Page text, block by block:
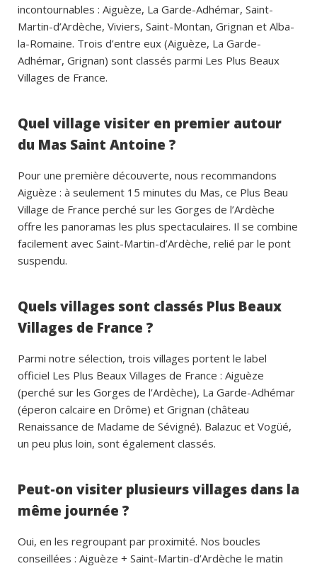
incontournables : Aiguèze, La Garde-Adhémar, Saint-
Martin-d’Ardèche, Viviers, Saint-Montan, Grignan et Alba-
la-Romaine. Trois d’entre eux (Aiguèze, La Garde-
Adhémar, Grignan) sont classés parmi Les Plus Beaux
Villages de France.
Quel village visiter en premier autour
du Mas Saint Antoine ?
Pour une première découverte, nous recommandons
Aiguèze : à seulement 15 minutes du Mas, ce Plus Beau
Village de France perché sur les Gorges de l’Ardèche
offre les panoramas les plus spectaculaires. Il se combine
facilement avec Saint-Martin-d’Ardèche, relié par le pont
suspendu.
Quels villages sont classés Plus Beaux
Villages de France ?
Parmi notre sélection, trois villages portent le label
officiel Les Plus Beaux Villages de France : Aiguèze
(perché sur les Gorges de l’Ardèche), La Garde-Adhémar
(éperon calcaire en Drôme) et Grignan (château
Renaissance de Madame de Sévigné). Balazuc et Vogüé,
un peu plus loin, sont également classés.
Peut-on visiter plusieurs villages dans la
même journée ?
Oui, en les regroupant par proximité. Nos boucles
conseillées : Aiguèze + Saint-Martin-d’Ardèche le matin